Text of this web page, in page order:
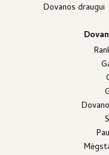
Dovanos draugui